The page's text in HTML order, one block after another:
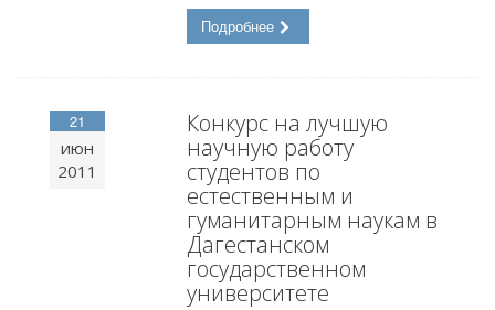
Подробнее
21
июн
2011
Конкурс на лучшую
научную работу
студентов по
естественным и
гуманитарным наукам в
Дагестанском
государственном
университете